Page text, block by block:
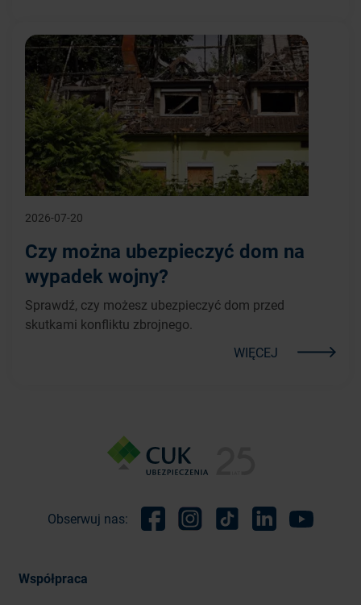
2026-07-20
Czy można ubezpieczyć dom na
wypadek wojny?
Sprawdź, czy możesz ubezpieczyć dom przed
skutkami konfliktu zbrojnego.
WIĘCEJ
Obserwuj nas:
Współpraca